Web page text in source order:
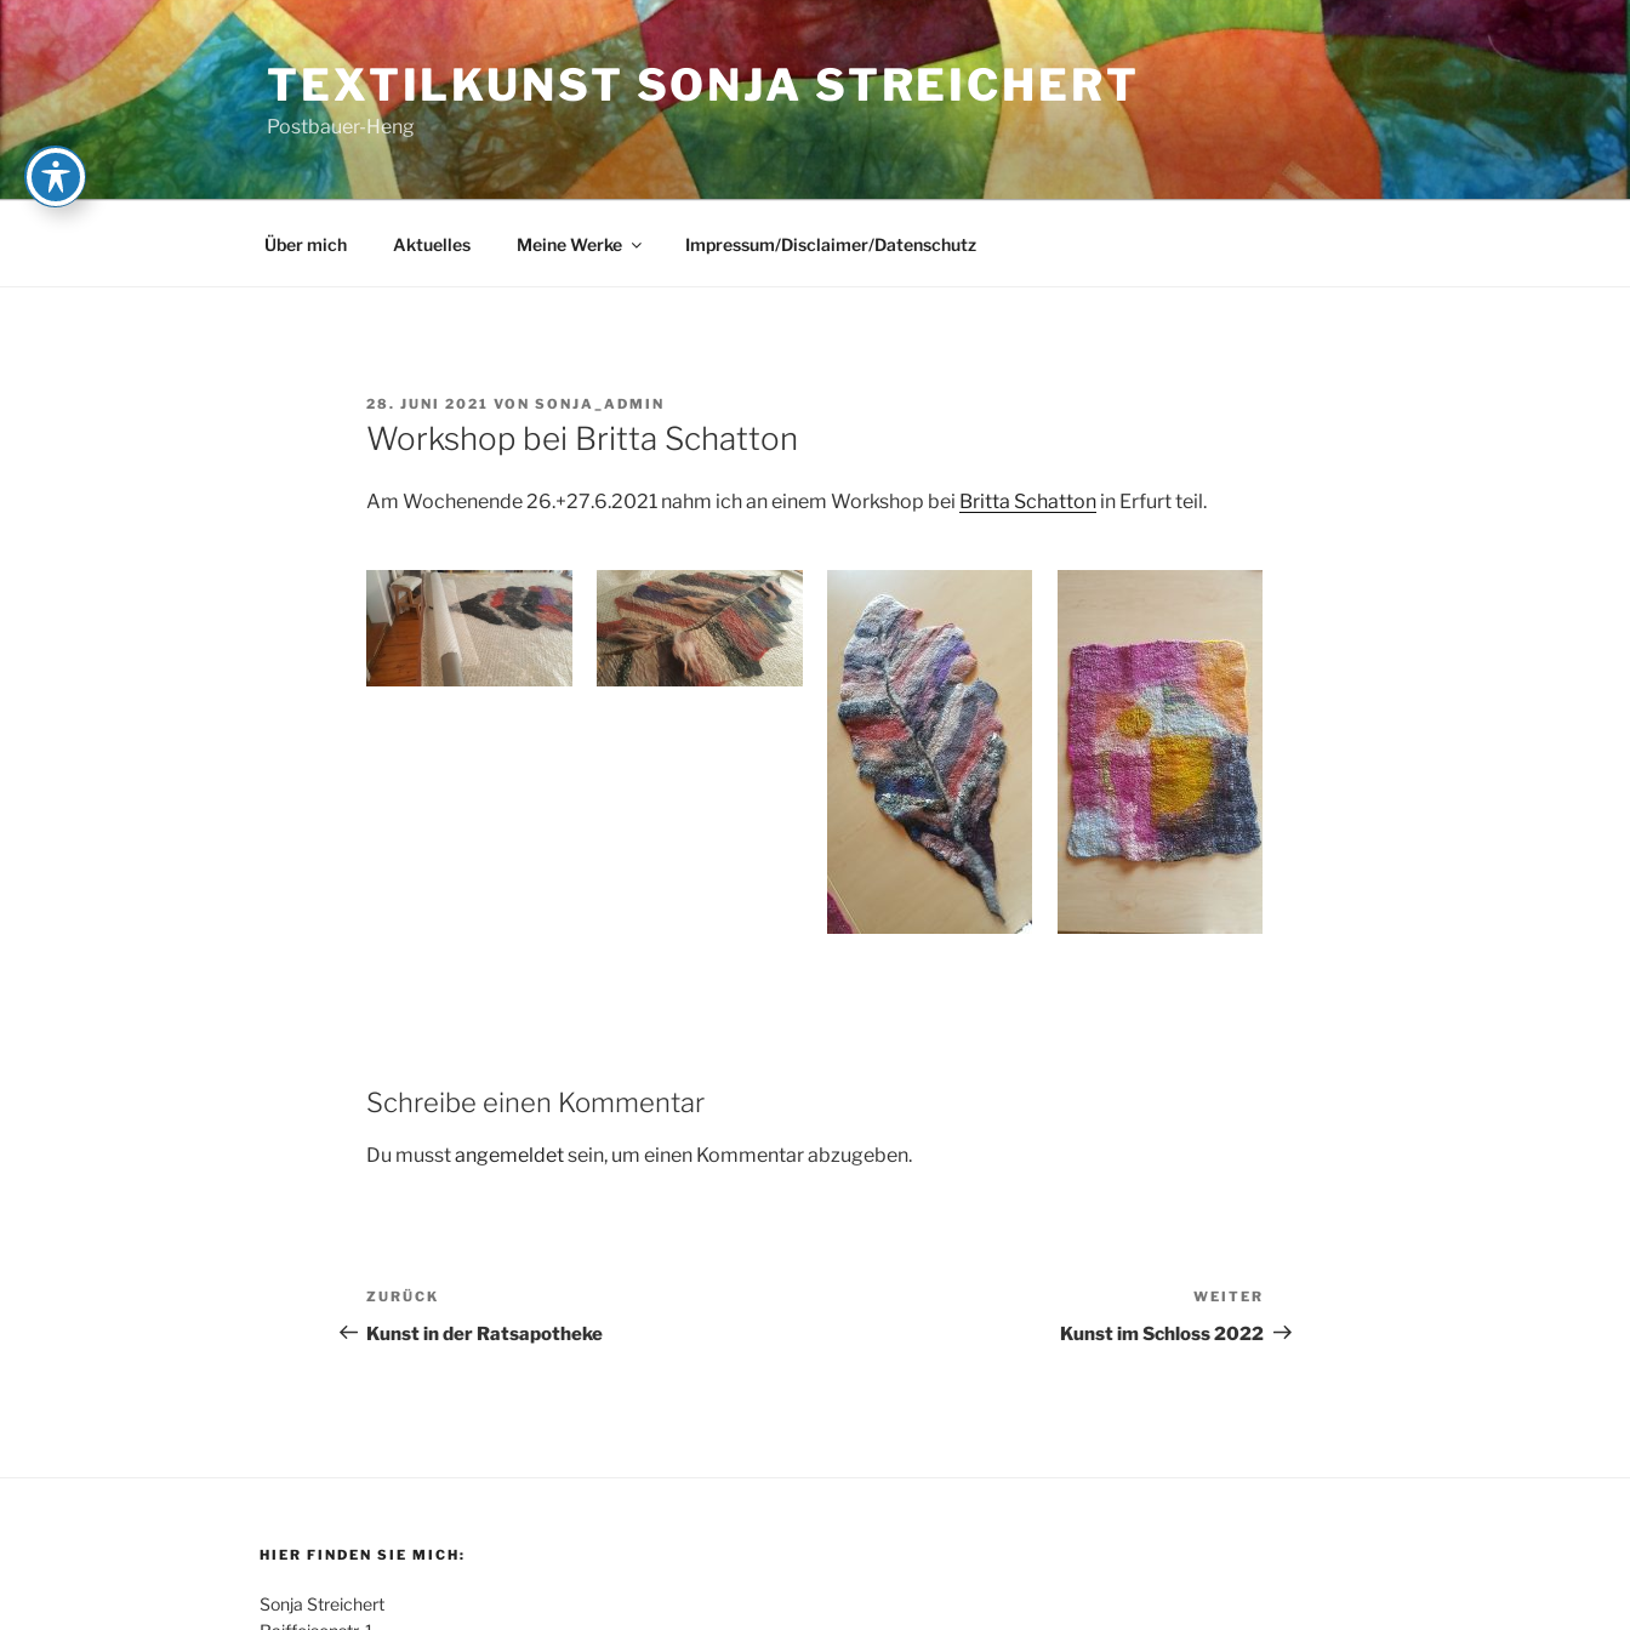
Zum
Inhalt
springen
TEXTILKUNST SONJA STREICHERT
Postbauer-Heng
Über mich Aktuelles Meine Werke Impressum/Disclaimer/Datenschutz
VERÖFFENTLICHT
AM
28. JUNI 2021 VON SONJA_ADMIN
Workshop bei Britta Schatton
Am Wochenende 26.+27.6.2021 nahm ich an einem Workshop bei Britta Schatton in Erfurt teil.
Schreibe einen Kommentar
Du musstangemeldetsein, um einen Kommentar abzugeben.
Beitragsnavigation
Vorheriger
Beitrag
ZURÜCK
Kunst in der Ratsapotheke
Beitrag
WEITER
Kunst im Schloss 2022
HIER FINDEN SIE MICH:
Sonja Streichert